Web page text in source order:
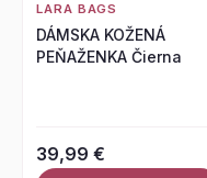
LARA BAGS
DÁMSKA KOŽENÁ
PEŇAŽENKA Čierna
39,99 €